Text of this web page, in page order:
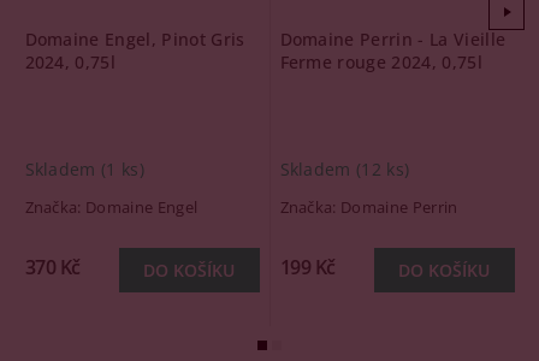
Domaine Engel, Pinot Gris
2024, 0,75l
Skladem (1 ks)
Značka: Domaine Engel
370 Kč
Domaine Perrin - La Vieille
Ferme rouge 2024, 0,75l
Skladem (12 ks)
Značka: Domaine Perrin
199 Kč